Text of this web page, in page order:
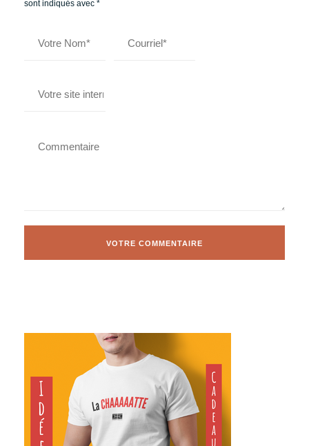
sont indiqués avec *